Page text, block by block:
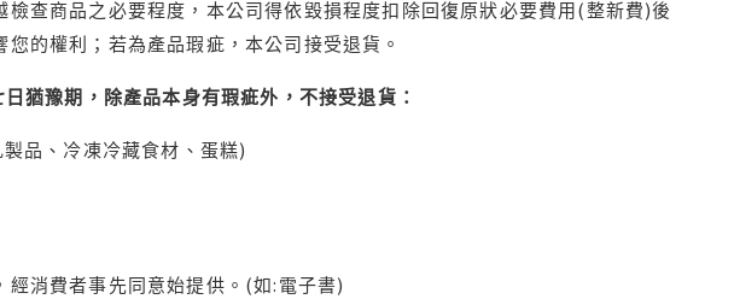
查商品之必要程度，本公司得依毀損程度扣除回復原狀必要費用(整新費)後
的權利；若為產品瑕疵，本公司接受退貨。
猶豫期，除產品本身有瑕疵外，不接受退貨：
品、冷凍冷藏食材、蛋糕)
消費者事先同意始提供。(如:電子書)